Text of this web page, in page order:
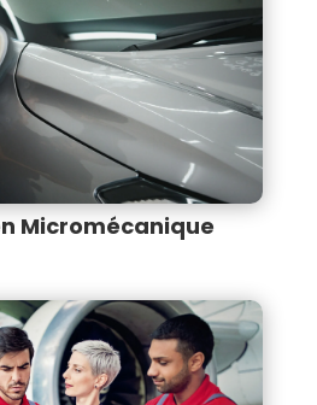
Micromécanique